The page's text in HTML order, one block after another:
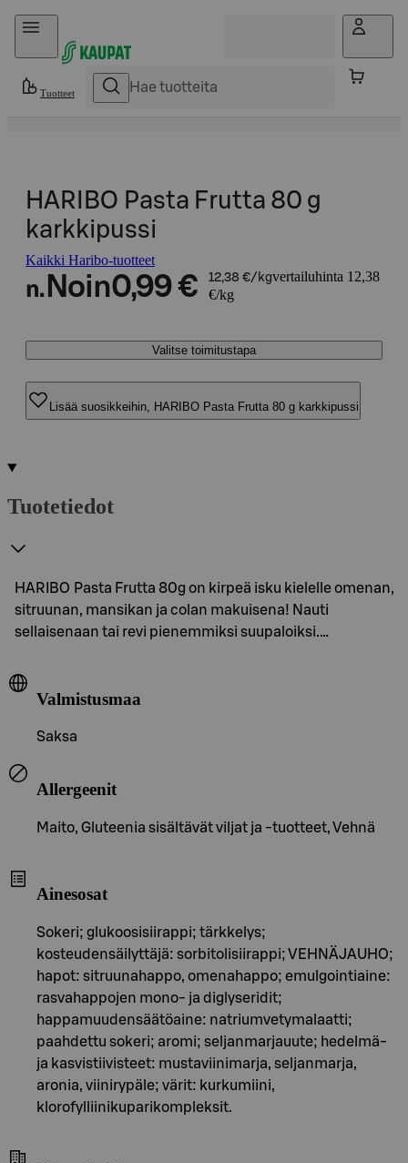
Hyppää sisältöön
Tuotteet
HARIBO Pasta Frutta 80 g
karkkipussi
Kaikki Haribo-tuotteet
n. Noin0,99 € 12,38 €/kgvertailuhinta 12,38
€/kg
Valitse toimitustapa
Lisää suosikkeihin, HARIBO Pasta Frutta 80 g karkkipussi
Tuotetiedot
HARIBO Pasta Frutta 80g on kirpeä isku kielelle omenan,
sitruunan, mansikan ja colan makuisena! Nauti
sellaisenaan tai revi pienemmiksi suupaloiksi.…
Valmistusmaa
Saksa
Allergeenit
Maito, Gluteenia sisältävät viljat ja -tuotteet, Vehnä
Ainesosat
Sokeri; glukoosisiirappi; tärkkelys;
kosteudensäilyttäjä: sorbitolisiirappi; VEHNÄJAUHO;
hapot: sitruunahappo, omenahappo; emulgointiaine:
rasvahappojen mono- ja diglyseridit;
happamuudensäätöaine: natriumvetymalaatti;
paahdettu sokeri; aromi; seljanmarjauute; hedelmä-
ja kasvistiivisteet: mustaviinimarja, seljanmarja,
aronia, viinirypäle; värit: kurkumiini,
klorofylliinikuparikompleksit.